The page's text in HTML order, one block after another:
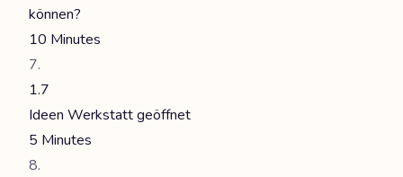
können?
10 Minutes
1.7
Ideen Werkstatt geöffnet
5 Minutes